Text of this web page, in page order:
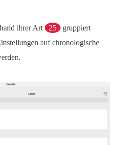
ihrer Art 25
gruppiert
auf chronologische